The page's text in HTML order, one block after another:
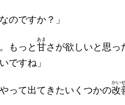
のですか？」
もっと甘
あま
さが欲しいと思っ
ですね」
って出てきたいくつかの改
かい